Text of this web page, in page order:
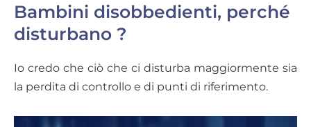
Bambini disobbedienti, perché
disturbano ?
Io credo che ciò che ci disturba maggiormente sia
la perdita di controllo e di punti di riferimento.